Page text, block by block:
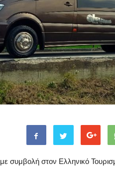
με συμβολή στον Ελληνικό